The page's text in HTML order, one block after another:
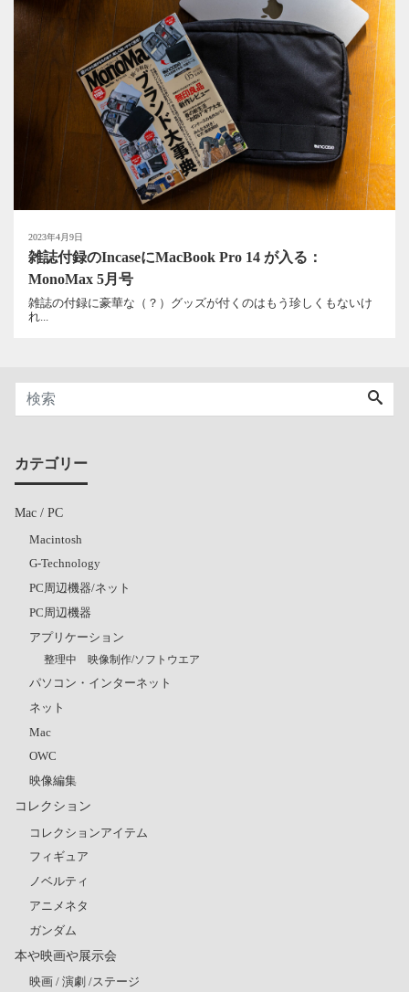
2023年4月9日
雑誌付録のIncaseにMacBook Pro 14 が入る：
MonoMax 5月号
雑誌の付録に豪華な（？）グッズが付くのはもう珍しくもないけ
れ...
カテゴリー
Mac / PC
Macintosh
G-Technology
PC周辺機器/ネット
PC周辺機器
アプリケーション
整理中 映像制作/ソフトウエア
パソコン・インターネット
ネット
Mac
OWC
映像編集
コレクション
コレクションアイテム
フィギュア
ノベルティ
アニメネタ
ガンダム
本や映画や展示会
映画 / 演劇 /ステージ